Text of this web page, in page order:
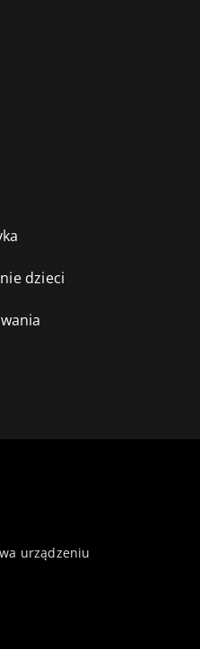
dzieci
urządzeniu